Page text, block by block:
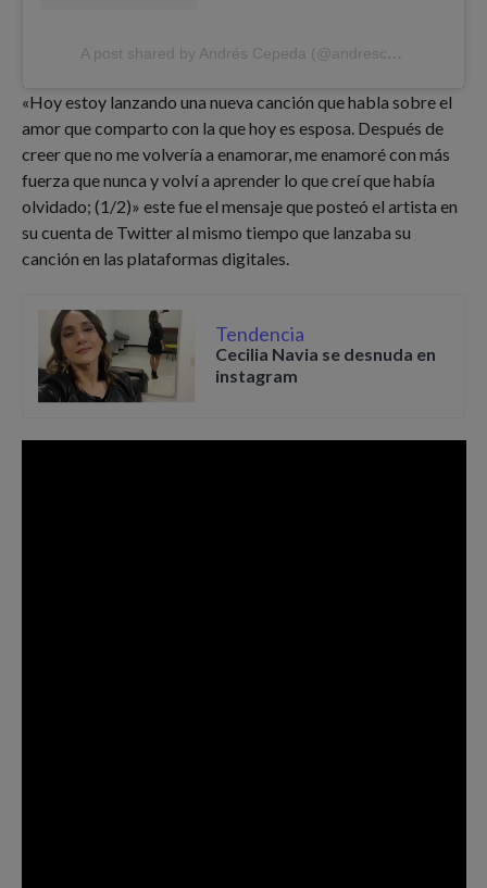
A post shared by Andrés Cepeda (@andrescepeda)
«Hoy estoy lanzando una nueva canción que habla sobre el
amor que comparto con la que hoy es esposa. Después de
creer que no me volvería a enamorar, me enamoré con más
fuerza que nunca y volví a aprender lo que creí que había
olvidado; (1/2)» este fue el mensaje que posteó el artista en
su cuenta de Twitter al mismo tiempo que lanzaba su
canción en las plataformas digitales.
Tendencia
Cecilia Navia se desnuda en
instagram